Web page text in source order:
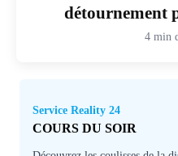
détournement
4 min
Service Reality 24
COURS DU SOIR